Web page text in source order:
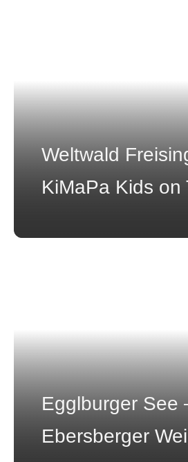
Weltwald
KiMaPa Kids on
Egglburger See
Ebersberger